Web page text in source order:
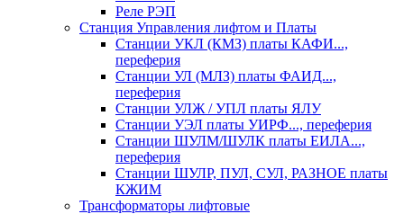
Реле РЭП
Станция Управления лифтом и Платы
Станции УКЛ (КМЗ) платы КАФИ...,
переферия
Станции УЛ (МЛЗ) платы ФАИД...,
переферия
Станции УЛЖ / УПЛ платы ЯЛУ
Станции УЭЛ платы УИРФ..., переферия
Станции ШУЛМ/ШУЛК платы ЕИЛА...,
переферия
Станции ШУЛР, ПУЛ, СУЛ, РАЗНОЕ платы
КЖИМ
Трансформаторы лифтовые